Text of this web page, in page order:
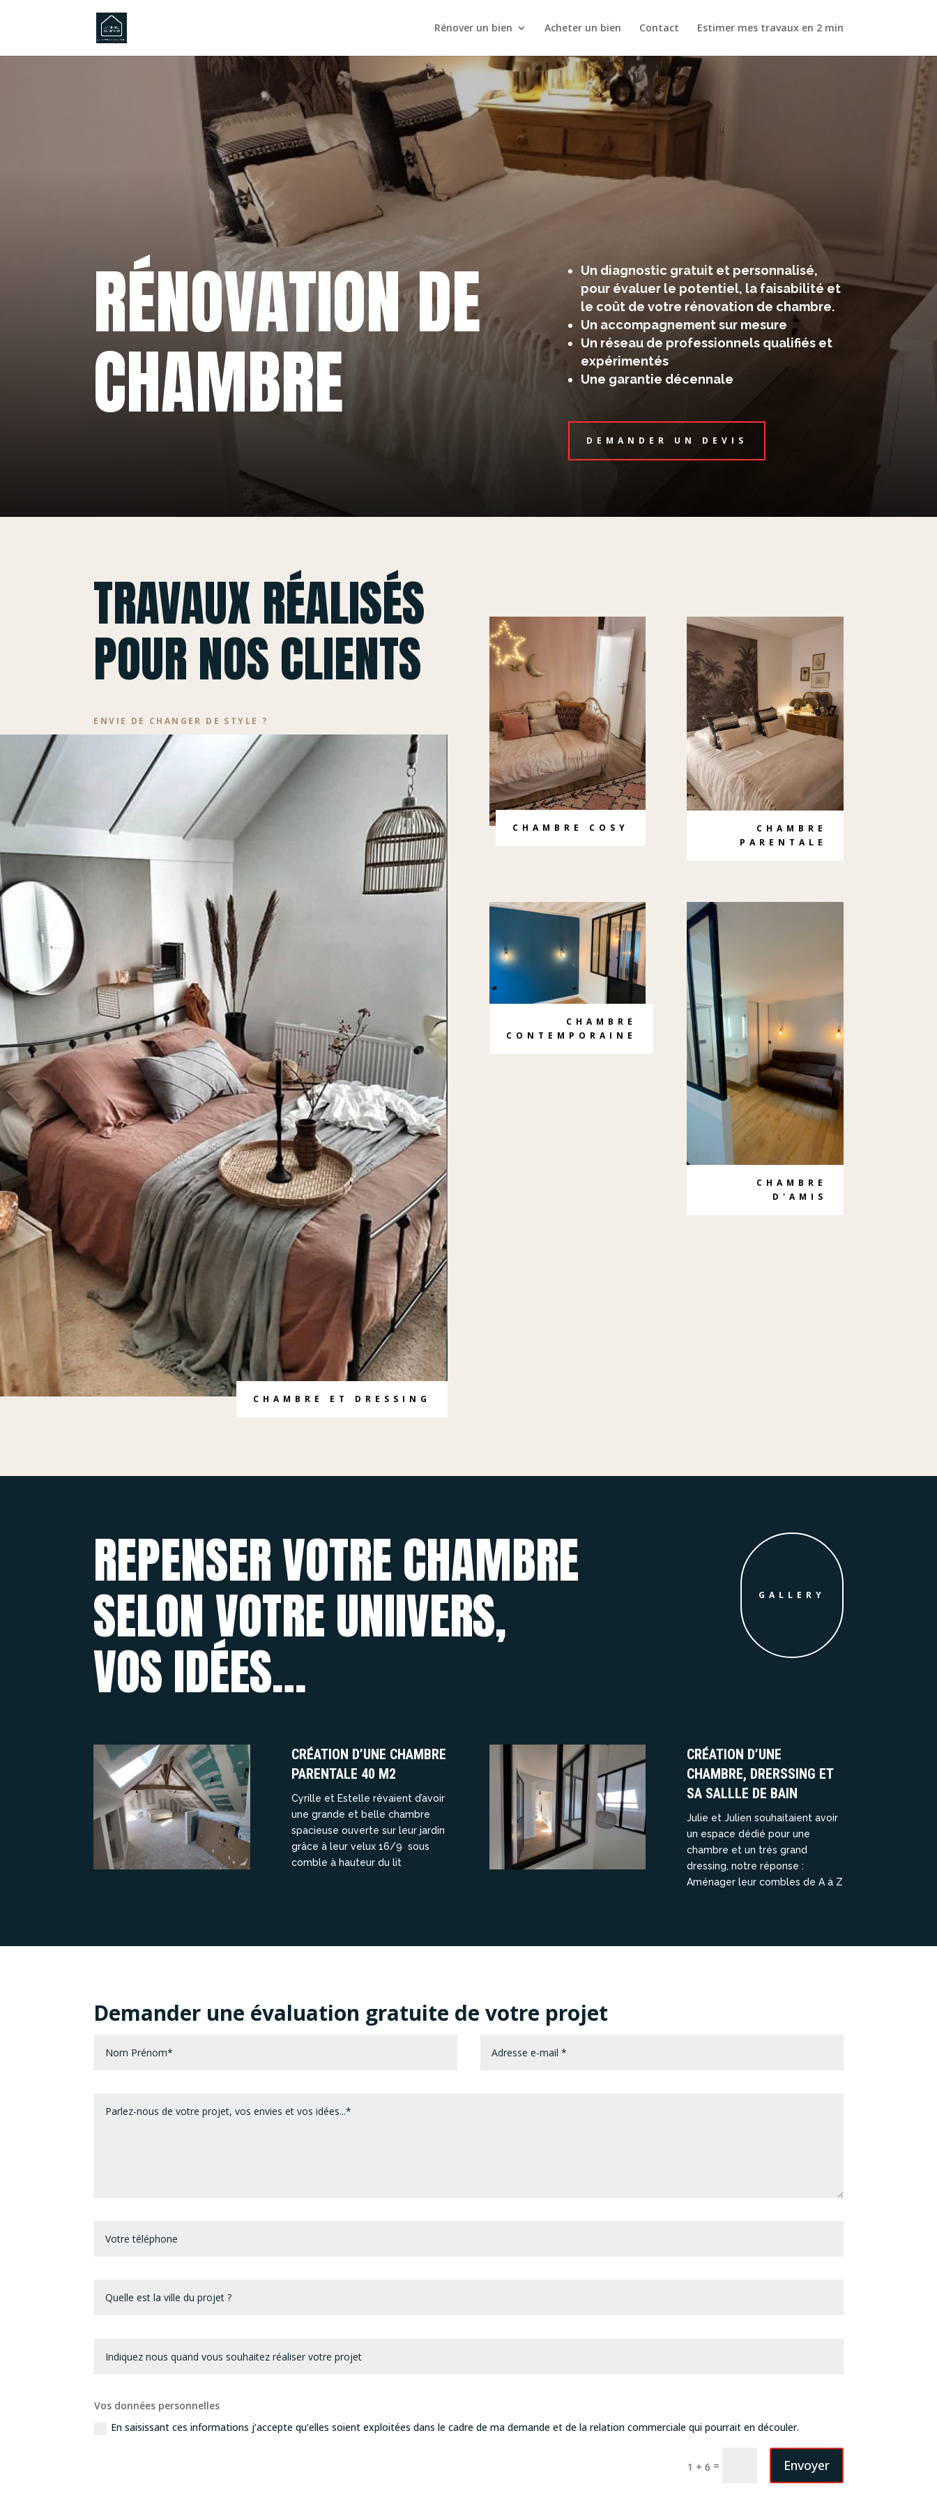
Rénover un bien Acheter un bien Contact Estimer mes travaux en 2 min
RÉNOVATION DE
CHAMBRE
Un diagnostic gratuit et personnalisé,
pour évaluer le potentiel, la faisabilité et
le coût de votre rénovation de chambre.
Un accompagnement sur mesure
Un réseau de professionnels qualifiés et
expérimentés
Une garantie décennale
DEMANDER UN DEVIS
TRAVAUX RÉALISÉS
POUR NOS CLIENTS
ENVIE DE CHANGER DE STYLE ?
CHAMBRE ET DRESSING
CHAMBRE COSY
CHAMBRE
PARENTALE
CHAMBRE
CONTEMPORAINE
CHAMBRE
D'AMIS
REPENSER VOTRE CHAMBRE
SELON VOTRE UNIIVERS,
VOS IDÉES…
GALLERY
CRÉATION D’UNE CHAMBRE
PARENTALE 40 M2
Cyrille et Estelle rêvaient d’avoir
une grande et belle chambre
spacieuse ouverte sur leur jardin
grâce à leur velux 16/9 sous
comble à hauteur du lit
CRÉATION D’UNE
CHAMBRE, DRERSSING ET
SA SALLLE DE BAIN
Julie et Julien souhaitaient avoir
un espace dédié pour une
chambre et un trés grand
dressing, notre réponse :
Aménager leur combles de A à Z
Demander une évaluation gratuite de votre projet
Vos données personnelles
En saisissant ces informations j’accepte qu’elles soient exploitées dans le cadre de ma demande et de la relation commerciale qui pourrait en découler.
1 + 6 = Envoyer